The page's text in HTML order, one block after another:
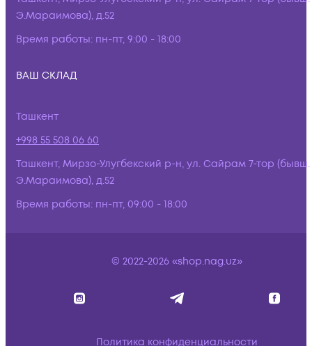
Э.Мараимова), д.52
Время работы: пн-пт, 9:00 - 18:00
ВАШ СКЛАД
Ташкент
+998 55 508 06 60
Ташкент, Мирзо-Улугбекский р-н, ул. Сайрам 7-тор (бывш.
Э.Мараимова), д.52
Время работы: пн-пт, 09:00 - 18:00
© 2022-2026 «shop.nag.uz»
Политика конфиденциальности